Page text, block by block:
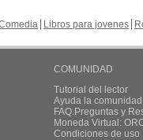
Libros para jovenes
COMUNIDAD
Tutorial del lector
Ayuda la
FAQ.Preguntas y
Moneda Virtual:
Condiciones de uso